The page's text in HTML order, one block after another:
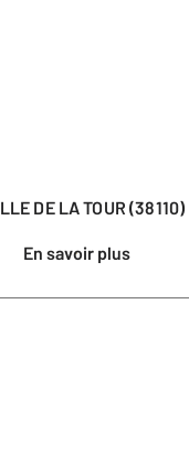
DE LA TOUR (38110)
En savoir plus